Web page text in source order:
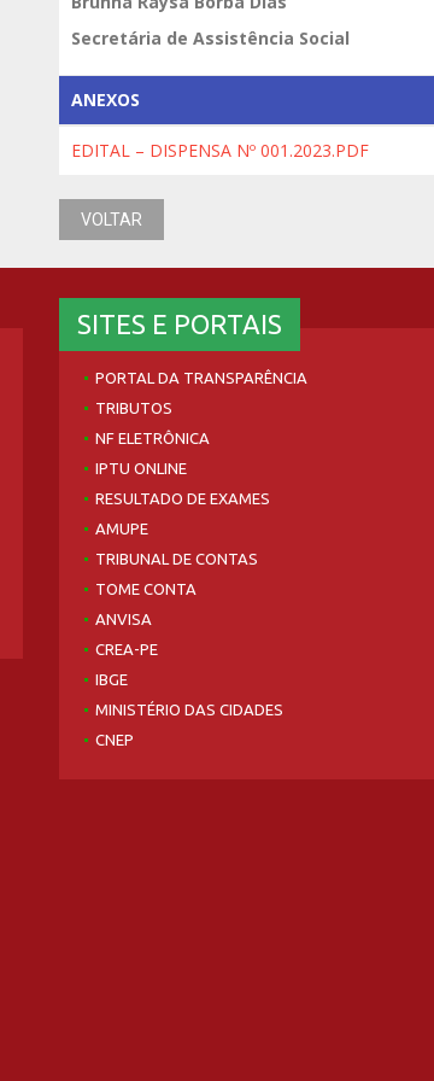
Secretária de Assistência Social
ANEXOS
EDITAL – DISPENSA Nº 001.2023.PDF
VOLTAR
SITES E PORTAIS
PORTAL DA TRANSPARÊNCIA
TRIBUTOS
NF ELETRÔNICA
IPTU ONLINE
RESULTADO DE EXAMES
AMUPE
TRIBUNAL DE CONTAS
TOME CONTA
ANVISA
CREA-PE
IBGE
MINISTÉRIO DAS CIDADES
CNEP